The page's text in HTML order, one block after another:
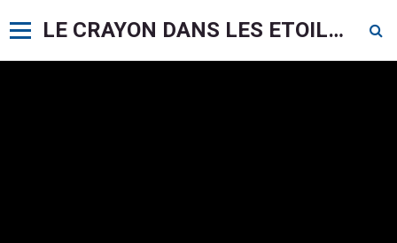
LE CRAYON DANS LES ETOILES